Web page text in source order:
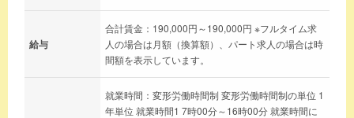
給与
合計賃金：190,000円～190,000円 ※フルタイム求
人の場合は月額（換算額）、パート求人の場合は時
間額を表示しています。
就業時間：変形労働時間制 変形労働時間制の単位 1
年単位 就業時間1 7時00分～16時00分 就業時間に